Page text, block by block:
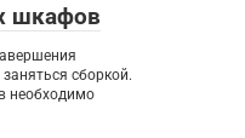
шкафов
сборкой.
необходимо